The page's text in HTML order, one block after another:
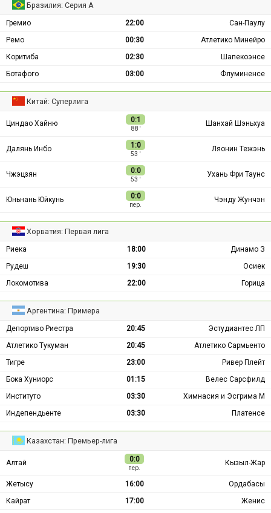
Бразилия: Серия А
Гремио 22:00
Сан-Паулу
Ремо
00:30
Атлетико Минейро
Коритиба
02:30
Шапекоэнсе
Ботафого
03:00 Флуминенсе
Китай: Суперлига
Циндао Хайню 0:1
88 ′
Шанхай Шэньхуа
Далянь Инбо 1:0
53 ′
Ляонин Тежэнь
Чжэцзян 0:0
53 ′
Ухань Фри Таунс
Юньнань Юйкунь 0:0
пер.
Чэнду Жунчэн
Хорватия: Первая лига
Риека 18:00
Динамо З
Рудеш
19:30
Осиек
Локомотива
22:00 Горица
Аргентина: Примера
Депортиво Риестра 20:45
Эстудиантес ЛП
Атлетико Тукуман
20:45
Атлетико Сармьенто
Тигре
23:00
Ривер Плейт
Бока Хуниорс
01:15
Велес Сарсфилд
Институто
03:30
Химнасия и Эсгрима М
Индепендьенте
03:30 Платенсе
Казахстан: Премьер-лига
Алтай 0:0
пер.
Кызыл-Жар
Жетысу 16:00
Ордабасы
Кайрат
17:00
Женис